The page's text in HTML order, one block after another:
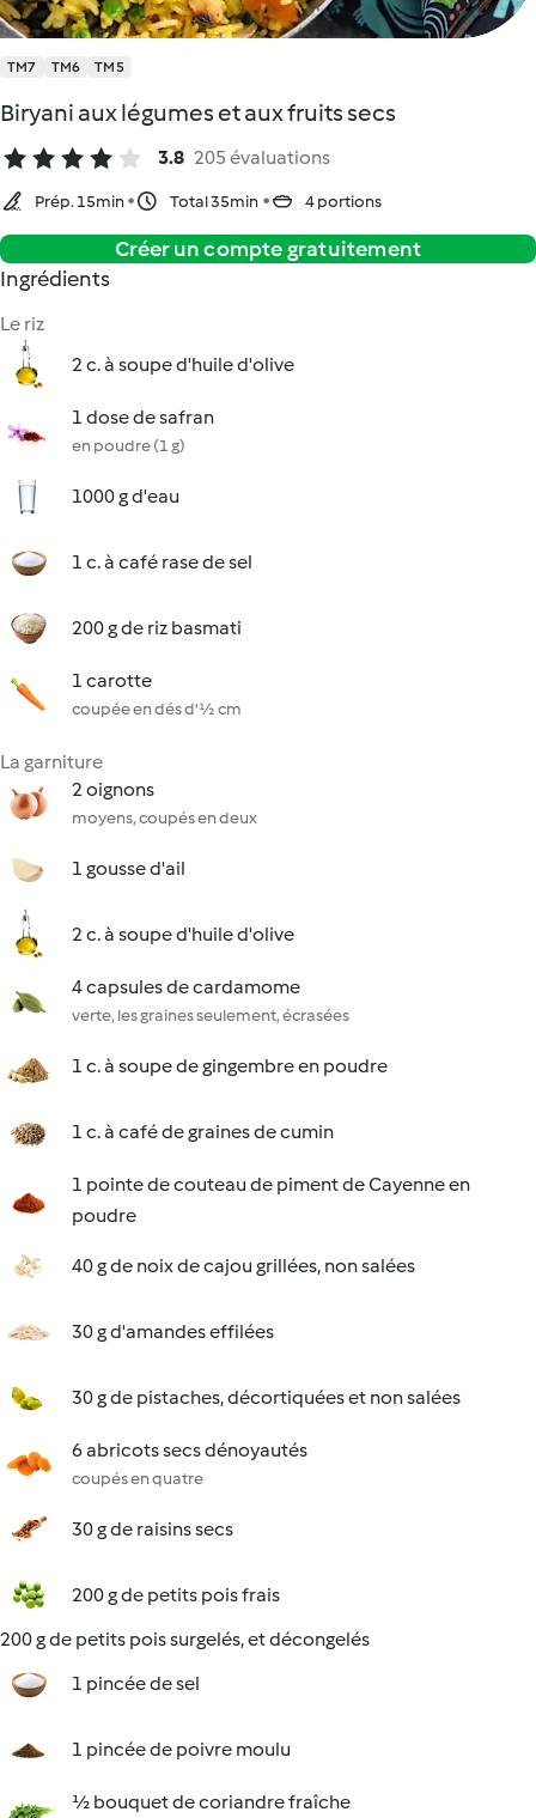
TM7 TM6 TM5
Biryani aux légumes et aux fruits secs
3.8 205 évaluations
Prép. 15min Total 35min 4 portions
Créer un compte gratuitement
Ingrédients
Le riz
2 c. à soupe d'huile d'olive
1 dose de safran
en poudre (1 g)
1000 g d'eau
1 c. à café rase de sel
200 g de riz basmati
1 carotte
coupée en dés d'½ cm
La garniture
2 oignons
moyens, coupés en deux
1 gousse d'ail
2 c. à soupe d'huile d'olive
4 capsules de cardamome
verte, les graines seulement, écrasées
1 c. à soupe de gingembre en poudre
1 c. à café de graines de cumin
1 pointe de couteau de piment de Cayenne en
poudre
40 g de noix de cajou grillées, non salées
30 g d'amandes effilées
30 g de pistaches, décortiquées et non salées
6 abricots secs dénoyautés
coupés en quatre
30 g de raisins secs
200 g de petits pois frais
200 g de petits pois surgelés, et décongelés
1 pincée de sel
1 pincée de poivre moulu
½ bouquet de coriandre fraîche